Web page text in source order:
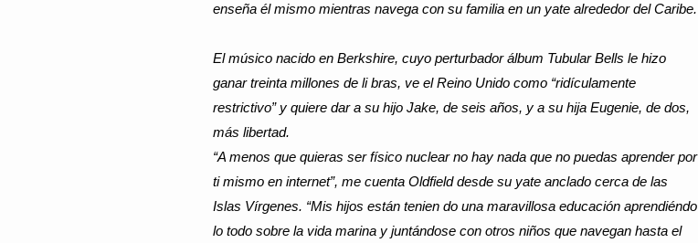
enseña él mismo mientras navega con su familia en un yate alrededor del Caribe.
El músico nacido en Berkshire, cuyo perturbador álbum Tubular Bells le hizo
ganar treinta millones de li bras, ve el Reino Unido como “ridículamente
restrictivo” y quie­re dar a su hijo Jake, de seis años, y a su hija Eugenie, de dos,
más libertad.
“A menos que quieras ser físico nuclear no hay nada que no puedas aprender por
ti mismo en internet”, me cuenta Oldfield desde su yate anclado cerca de las
Islas Vírgenes. “Mis hijos están tenien do una maravillosa educación aprendiéndo
lo todo sobre la vida marina y juntándose con otros niños que navegan hasta el